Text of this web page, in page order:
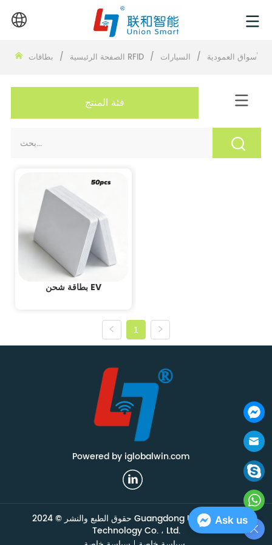
الصفحة الرئيسية / بطاقات RFID / الأسواق العمودية / السيارات
فئة المنتج
بطاقة شحن EV
1
Powered by iglobalwin.com
حقوق الطبع والنشر © 2024 Guangdong Union Smart
Technology Co. ، Ltd.
Ask us